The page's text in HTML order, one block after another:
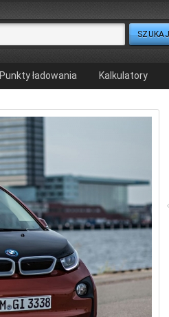
Punkty ładowania Kalkulatory